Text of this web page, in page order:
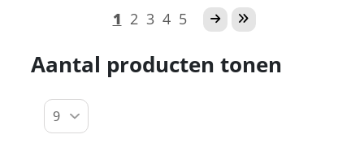
1 2 3 4 5
Aantal producten tonen